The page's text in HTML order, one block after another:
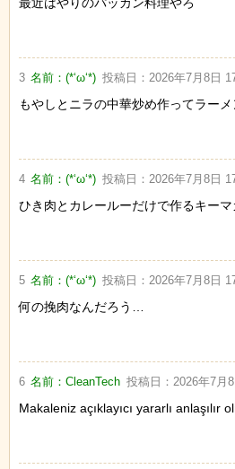
3 名前：(*‘ω‘*) 投稿日： 2026年7月8日
もやしとニラの中華炒め作ってラー
4 名前：(*‘ω‘*) 投稿日： 2026年7月8日
ひき肉とカレールーだけで作るキーマ
5 名前：(*‘ω‘*) 投稿日： 2026年7月8日
何の挽肉なんだろう…
6 名前：CleanTech 投稿日： 2026年7月
Makaleniz açıklayıcı yararlı anlaşılır